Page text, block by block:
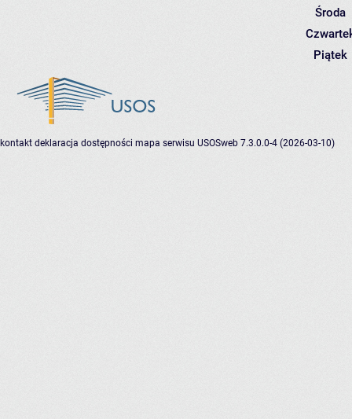
Środa
Piątek
kontakt deklaracja dostępności mapa serwisu USOSweb 7.3.0.0-4 (2026-03-10)